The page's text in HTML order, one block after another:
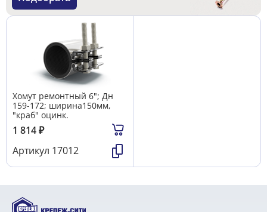
Хомут ремонтный 6"; Дн
159-172; ширина150мм,
"краб" оцинк.
1 814₽
Артикул 17012